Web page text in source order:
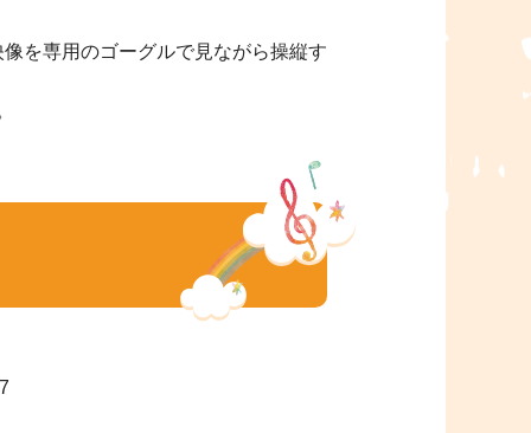
を専用のゴーグルで見ながら操縦す